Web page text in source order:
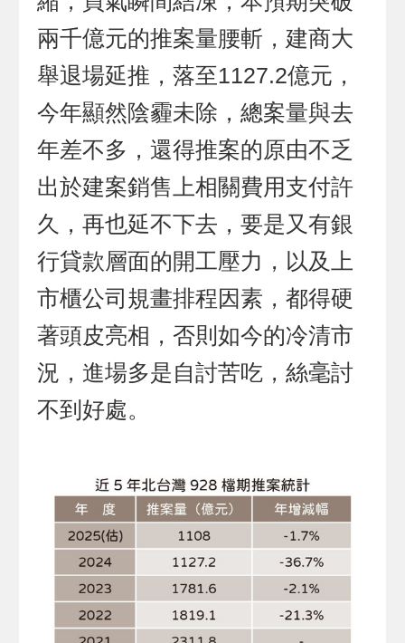
兩千億元的推案量腰斬，建商大
舉退場延推，落至1127.2億元，
今年顯然陰霾未除，總案量與去
年差不多，還得推案的原由不乏
出於建案銷售上相關費用支付許
久，再也延不下去，要是又有銀
行貸款層面的開工壓力，以及上
市櫃公司規畫排程因素，都得硬
著頭皮亮相，否則如今的冷清市
況，進場多是自討苦吃，絲毫討
不到好處。